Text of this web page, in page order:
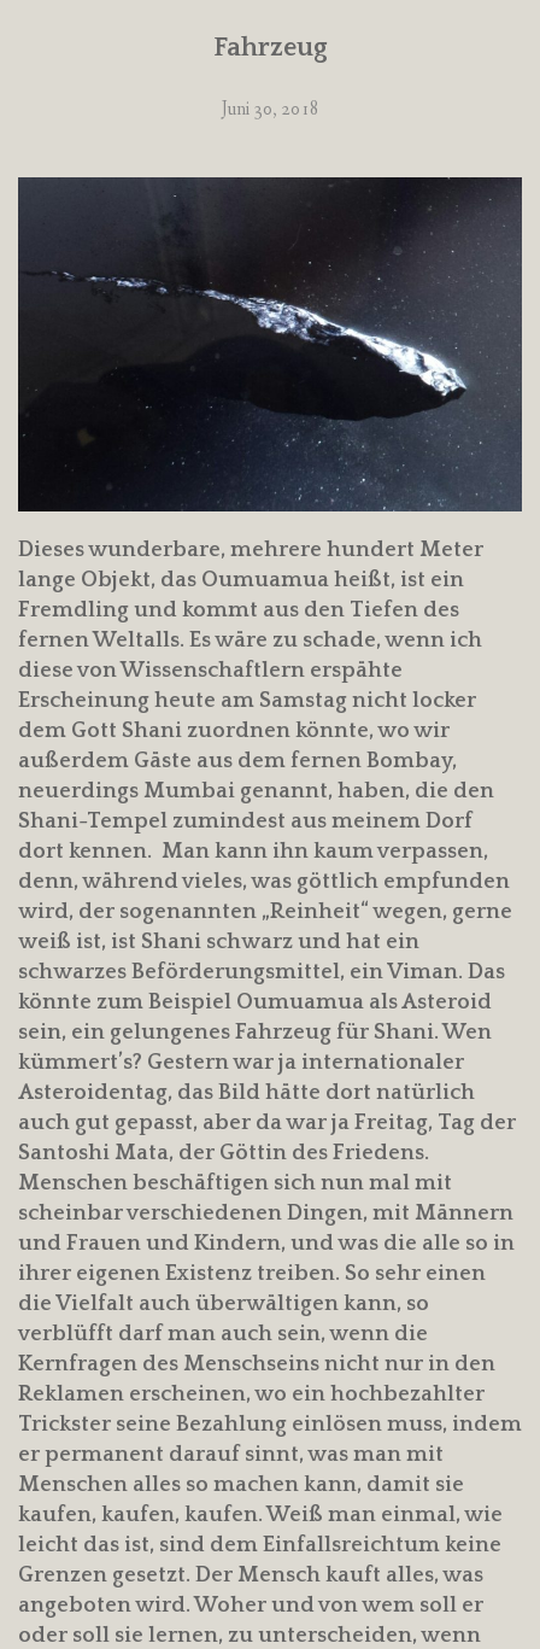
Fahrzeug
Juni 30, 2018
Dieses wunderbare, mehrere hundert Meter
lange Objekt, das Oumuamua heißt, ist ein
Fremdling und kommt aus den Tiefen des
fernen Weltalls. Es wäre zu schade, wenn ich
diese von Wissenschaftlern erspähte
Erscheinung heute am Samstag nicht locker
dem Gott Shani zuordnen könnte, wo wir
außerdem Gäste aus dem fernen Bombay,
neuerdings Mumbai genannt, haben, die den
Shani-Tempel zumindest aus meinem Dorf
dort kennen. Man kann ihn kaum verpassen,
denn, während vieles, was göttlich empfunden
wird, der sogenannten „Reinheit“ wegen, gerne
weiß ist, ist Shani schwarz und hat ein
schwarzes Beförderungsmittel, ein Viman. Das
könnte zum Beispiel Oumuamua als Asteroid
sein, ein gelungenes Fahrzeug für Shani. Wen
kümmert’s? Gestern war ja internationaler
Asteroidentag, das Bild hätte dort natürlich
auch gut gepasst, aber da war ja Freitag, Tag der
Santoshi Mata, der Göttin des Friedens.
Menschen beschäftigen sich nun mal mit
scheinbar verschiedenen Dingen, mit Männern
und Frauen und Kindern, und was die alle so in
ihrer eigenen Existenz treiben. So sehr einen
die Vielfalt auch überwältigen kann, so
verblüfft darf man auch sein, wenn die
Kernfragen des Menschseins nicht nur in den
Reklamen erscheinen, wo ein hochbezahlter
Trickster seine Bezahlung einlösen muss, indem
er permanent darauf sinnt, was man mit
Menschen alles so machen kann, damit sie
kaufen, kaufen, kaufen. Weiß man einmal, wie
leicht das ist, sind dem Einfallsreichtum keine
Grenzen gesetzt. Der Mensch kauft alles, was
angeboten wird. Woher und von wem soll er
oder soll sie lernen, zu unterscheiden, wenn